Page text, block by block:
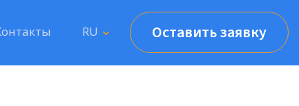
RU Оставить заявку